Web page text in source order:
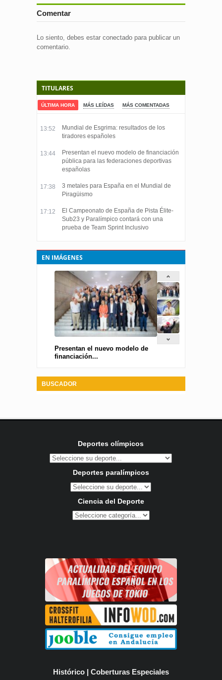
Comentar
Lo siento, debes estar conectado para publicar un
comentario.
TITULARES
ÚLTIMA HORA MÁS LEÍDAS MÁS COMENTADAS
13:52
Mundial de Esgrima: resultados de los
tiradores españoles
13:44
Presentan el nuevo modelo de financiación
pública para las federaciones deportivas
españolas
17:38
3 metales para España en el Mundial de
Piragüismo
17:12
El Campeonato de España de Pista Élite-
Sub23 y Paralímpico contará con una
prueba de Team Sprint Inclusivo
EN IMÁGENES
Presentan el nuevo modelo de
financiación...
BUSCADOR
Deportes olímpicos
Deportes paralímpicos
Ciencia del Deporte
Histórico | Coberturas Especiales